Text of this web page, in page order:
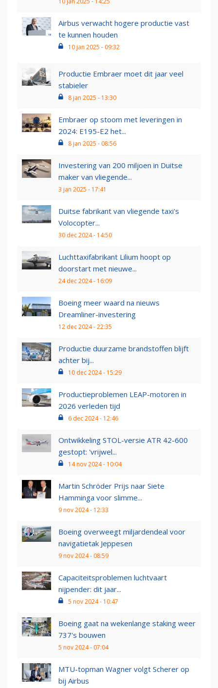
Airbus verwacht hogere productie vast
te kunnen houden
10 jan 2025 - 09:32
Productie Embraer moet dit jaar veel
stabieler
8 jan 2025 - 13:30
Embraer op stoom met leveringen in
2024: E195-E2 het...
8 jan 2025 - 08:56
Investering van 200 miljoen in Duitse
maker van vliegende...
3 jan 2025 - 17:41
Duitse fabrikant van vliegende taxi's
Volocopter...
30 dec 2024 - 14:50
Luchttaxifabrikant Lilium hoopt op
doorstart met nieuwe...
24 dec 2024 - 16:09
Boeing meer waard na nieuws
Dreamliner-investering
12 dec 2024 - 22:35
Productie duurzame brandstoffen blijft
achter bij...
10 dec 2024 - 15:29
Productieproblemen LEAP-motoren in
2026 verleden tijd
6 dec 2024 - 12:46
Ontwikkeling STOL-versie ATR 42-600
gestopt: 'vrijwel...
14 nov 2024 - 10:04
Martin Schröder Prijs naar Siete
Hamminga voor slimme...
9 nov 2024 - 12:33
Boeing overweegt miljardendeal voor
navigatietak Jeppesen
9 nov 2024 - 08:59
Capaciteitsproblemen luchtvaart
nijpender: dit jaar...
5 nov 2024 - 10:47
Boeing gaat na wekenlange staking weer
737's bouwen
5 nov 2024 - 07:04
MTU-topman Wagner volgt Scherer op
bij Airbus